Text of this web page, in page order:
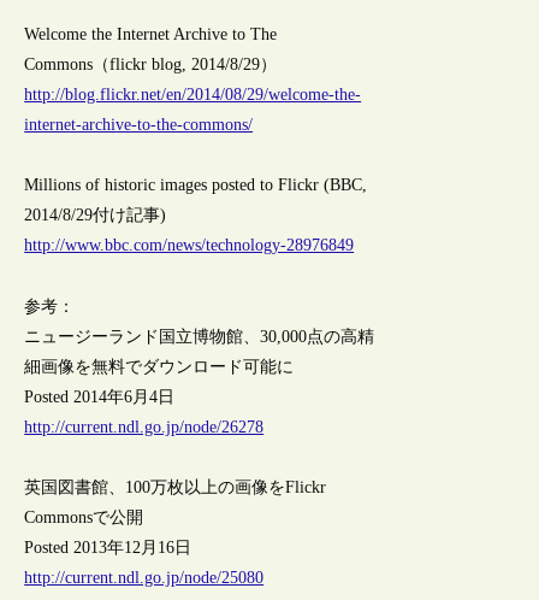
Welcome the Internet Archive to The
Commons（flickr blog, 2014/8/29）
http://blog.flickr.net/en/2014/08/29/welcome-the-
internet-archive-to-the-commons/
Millions of historic images posted to Flickr (BBC,
2014/8/29付け記事)
http://www.bbc.com/news/technology-28976849
参考：
ニュージーランド国立博物館、30,000点の高精
細画像を無料でダウンロード可能に
Posted 2014年6月4日
http://current.ndl.go.jp/node/26278
英国図書館、100万枚以上の画像をFlickr
Commonsで公開
Posted 2013年12月16日
http://current.ndl.go.jp/node/25080